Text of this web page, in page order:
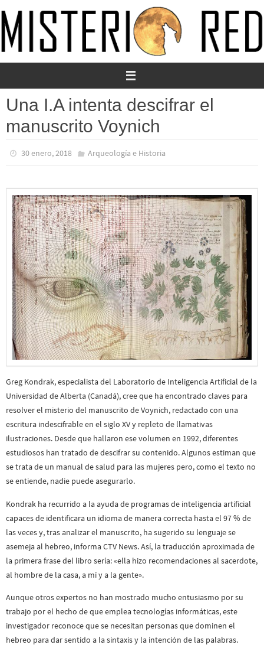
al
contenido
Una I.A intenta descifrar el
manuscrito Voynich
30 enero, 2018 Arqueología e Historia
Greg Kondrak, especialista del Laboratorio de Inteligencia Artificial de la
Universidad de Alberta (Canadá), cree que ha encontrado claves para
resolver el misterio del manuscrito de Voynich, redactado con una
escritura indescifrable en el siglo XV y repleto de llamativas
ilustraciones. Desde que hallaron ese volumen en 1992, diferentes
estudiosos han tratado de descifrar su contenido. Algunos estiman que
se trata de un manual de salud para las mujeres pero, como el texto no
se entiende, nadie puede asegurarlo.
Kondrak ha recurrido a la ayuda de programas de inteligencia artificial
capaces de identificara un idioma de manera correcta hasta el 97 % de
las veces y, tras analizar el manuscrito, ha sugerido su lenguaje se
asemeja al hebreo, informa CTV News. Así, la traducción aproximada de
la primera frase del libro sería: «ella hizo recomendaciones al sacerdote,
al hombre de la casa, a mí y a la gente».
Aunque otros expertos no han mostrado mucho entusiasmo por su
trabajo por el hecho de que emplea tecnologías informáticas, este
investigador reconoce que se necesitan personas que dominen el
hebreo para dar sentido a la sintaxis y la intención de las palabras.